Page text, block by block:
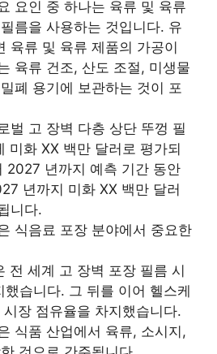
요인 중 하나는 육류 및 육류
름을 사용하는 것입니다. 유
육류 및 육류 제품의 가공이
육류 건조, 산도 조절, 미생물
폐 용기에 보관하는 것이 포
벌 고 장벽 다층 상단 뚜껑 필
미화 XX 백만 달러로 평가되
2027 년까지 예측 기간 동안
년까지 미화 XX 백만 달러
니다.
식음료 포장 분야에서 중요한
전 세계 고 장벽 포장 필름 시
습니다. 그 뒤를 이어 헬스케
장 점유율을 차지했습니다.
식품 산업에서 육류, 소시지,